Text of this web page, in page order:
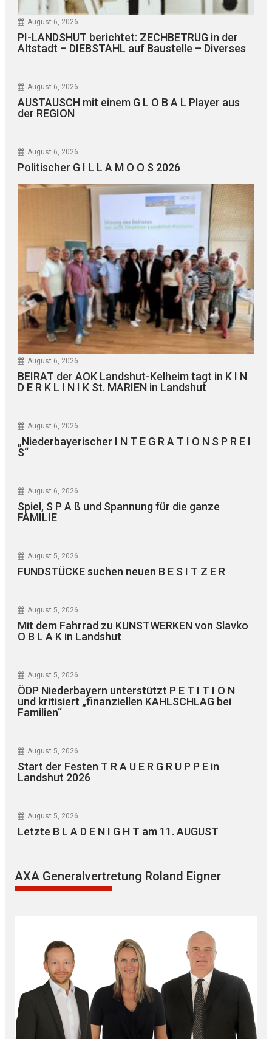
August 6, 2026
PI-LANDSHUT berichtet: ZECHBETRUG in der
Altstadt – DIEBSTAHL auf Baustelle – Diverses
August 6, 2026
AUSTAUSCH mit einem G L O B A L Player aus
der REGION
August 6, 2026
Politischer G I L L A M O O S 2026
August 6, 2026
BEIRAT der AOK Landshut-Kelheim tagt in K I N
D E R K L I N I K St. MARIEN in Landshut
August 6, 2026
„Niederbayerischer I N T E G R A T I O N S P R E I
S“
August 6, 2026
Spiel, S P A ß und Spannung für die ganze
FAMILIE
August 5, 2026
FUNDSTÜCKE suchen neuen B E S I T Z E R
August 5, 2026
Mit dem Fahrrad zu KUNSTWERKEN von Slavko
O B L A K in Landshut
August 5, 2026
ÖDP Niederbayern unterstützt P E T I T I O N
und kritisiert „finanziellen KAHLSCHLAG bei
Familien“
August 5, 2026
Start der Festen T R A U E R G R U P P E in
Landshut 2026
August 5, 2026
Letzte B L A D E N I G H T am 11. AUGUST
AXA Generalvertretung Roland Eigner